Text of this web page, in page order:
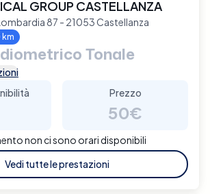
GROUP CASTELLANZA
87 - 21053 Castellanza
km
Tonale
Prezzo
50€
non ci sono orari disponibili
Vedi tutte le prestazioni